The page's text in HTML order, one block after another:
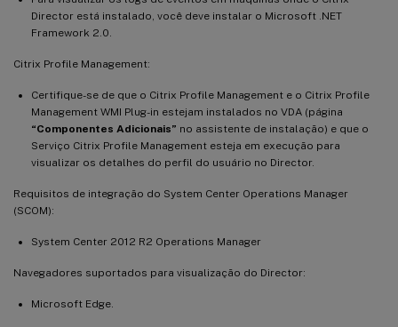
Director está instalado, você deve instalar o Microsoft .NET
Framework 2.0.
Citrix Profile Management:
Certifique-se de que o Citrix Profile Management e o Citrix Profile
Management WMI Plug-in estejam instalados no VDA (página
“Componentes Adicionais” no assistente de instalação) e que o
Serviço Citrix Profile Management esteja em execução para
visualizar os detalhes do perfil do usuário no Director.
Requisitos de integração do System Center Operations Manager
(SCOM):
System Center 2012 R2 Operations Manager
Navegadores suportados para visualização do Director:
Microsoft Edge.